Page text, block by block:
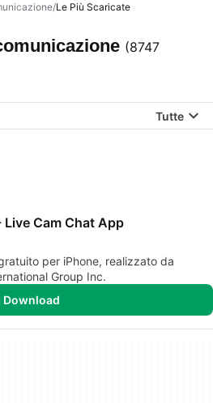
Le Più Scaricate
(8747
Tutte
Cam Chat App
per iPhone, realizzato da
Group Inc.
Download